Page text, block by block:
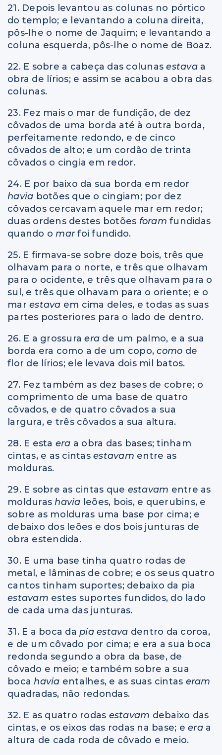
21. Depois levantou as colunas no pórtico
do templo; e levantando a coluna direita,
pôs-lhe o nome de Jaquim; e levantando a
coluna esquerda, pôs-lhe o nome de Boaz.
22. E sobre a cabeça das colunasestava a
obra de lírios; e assim se acabou a obra das
colunas.
23. Fez mais o mar de fundição, de dez
côvados de uma borda até à outra borda,
perfeitamente redondo, e de cinco
côvados de alto; e um cordão de trinta
côvados o cingia em redor.
24. E por baixo da sua borda em redor
havia botões que o cingiam; por dez
côvados cercavam aquele mar em redor;
duas ordens destes botões foram fundidas
quando omarfoi fundido.
25. E firmava-se sobre doze bois, três que
olhavam para o norte, e três que olhavam
para o ocidente, e três que olhavam para o
sul, e três que olhavam para o oriente; e o
mar estava em cima deles, e todas as suas
partes posteriores para o lado de dentro.
26. E a grossuraera de um palmo, e a sua
borda era como a de um copo,como de
flor de lírios; ele levava dois mil batos.
27. Fez também as dez bases de cobre; o
comprimento de uma base de quatro
côvados, e de quatro côvados a sua
largura, e três côvados a sua altura.
28. E esta era a obra das bases; tinham
cintas, e as cintas estavam entre as
molduras.
29. E sobre as cintas que estavam entre as
moldurashavia leões, bois, e querubins, e
sobre as molduras uma base por cima; e
debaixo dos leões e dos bois junturas de
obra estendida.
30. E uma base tinha quatro rodas de
metal, e lâminas de cobre; e os seus quatro
cantos tinham suportes; debaixo da pia
estavam estes suportes fundidos, do lado
de cada uma das junturas.
31. E a boca da pia estava dentro da coroa,
e de um côvado por cima; e era a sua boca
redonda segundo a obra da base, de
côvado e meio; e também sobre a sua
bocahavia entalhes, e as suas cintas eram
quadradas, não redondas.
32. E as quatro rodas estavam debaixo das
cintas, e os eixos das rodas na base; e era a
altura de cada roda de côvado e meio.